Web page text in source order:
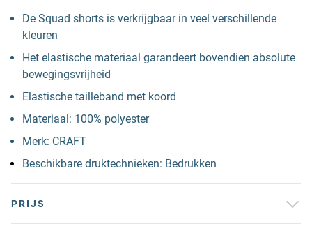
De Squad shorts is verkrijgbaar in veel verschillende
kleuren
Het elastische materiaal garandeert bovendien absolute
bewegingsvrijheid
Elastische tailleband met koord
Materiaal: 100% polyester
Merk: CRAFT
Beschikbare druktechnieken: Bedrukken
PRIJS